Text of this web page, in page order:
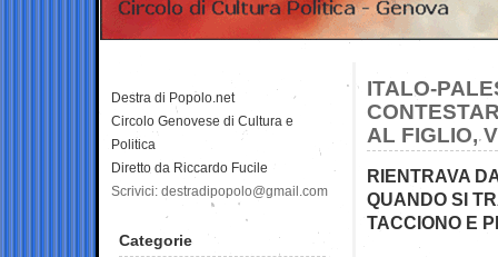
ITALO-
AL FIGLIO,
RIENTRAVA
QUANDO SI
TACCIONO E
Destra di Popolo.net
Circolo Genovese di Cultura e
Politica
Diretto da Riccardo Fucile
Scrivici: destradipopolo@gmail.com
Categorie